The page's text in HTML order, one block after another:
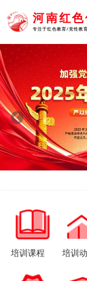
河南红
专注于红色教育/党性教
培训课程 培训